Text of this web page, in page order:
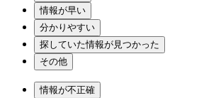
情報が早い
分かりやすい
探していた情報が見つかった
その他
情報が不正確